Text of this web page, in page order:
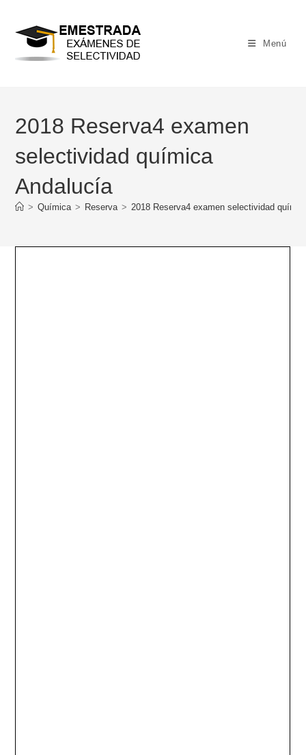
contenido
Menú
2018 Reserva4 examen
selectividad química
Andalucía
> Química > Reserva > 2018 Reserva4 examen selectividad